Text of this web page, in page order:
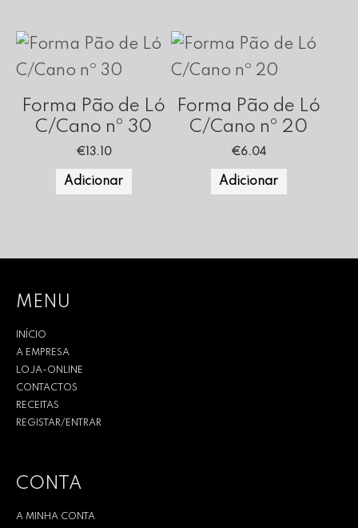
Forma Pão de Ló
C/Cano nº 30
€13.10
Adicionar
Forma Pão de Ló
C/Cano nº 20
€6.04
Adicionar
MENU
INÍCIO
A EMPRESA
LOJA-ONLINE
CONTACTOS
RECEITAS
REGISTAR/ENTRAR
CONTA
A MINHA CONTA